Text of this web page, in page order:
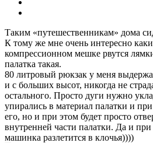
Таким «путешественникам» дома
К тому же мне очень интересно
компрессионном мешке рвутся
палатка такая.
80 литровый рюкзак у меня
и с больших высот, никогда не
остального. Просто дуги нужно
упирались в материал палатки и
его, но и при этом будет просто
внутренней части палатки. Да и
машинка разлетится в клочья))))